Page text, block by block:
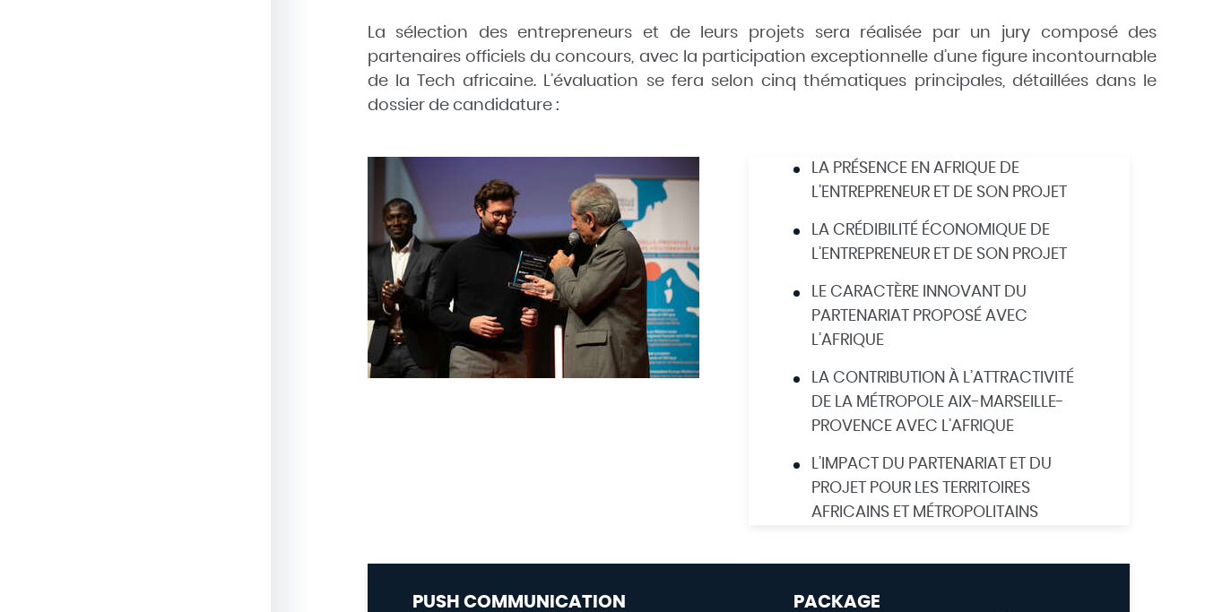
La sélection des entrepreneurs et de leurs projets sera réalisée par un jury composé des
partenaires officiels du concours, avec la participation exceptionnelle d’une figure incontournable
de la Tech africaine. L’évaluation se fera selon cinq thématiques principales, détaillées dans le
dossier de candidature:
LA PRÉSENCE EN AFRIQUE DE
L’ENTREPRENEUR ET DE SON PROJET
LA CRÉDIBILITÉ ÉCONOMIQUE DE
L’ENTREPRENEUR ET DE SON PROJET
LE CARACTÈRE INNOVANT DU
PARTENARIAT PROPOSÉ AVEC
L’AFRIQUE
LA CONTRIBUTION À L’ATTRACTIVITÉ
DE LA MÉTROPOLE AIX-MARSEILLE-
PROVENCE AVEC L’AFRIQUE
L’IMPACT DU PARTENARIAT ET DU
PROJET POUR LES TERRITOIRES
AFRICAINS ET MÉTROPOLITAINS
PUSH COMMUNICATION
PACKAGE